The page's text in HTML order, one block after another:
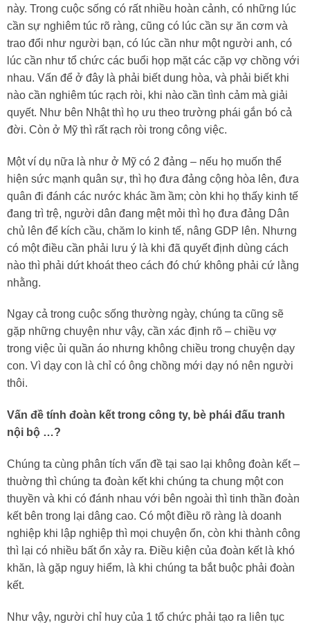
này. Trong cuộc sống có rất nhiều hoàn cảnh, có những lúc
cần sự nghiêm túc rõ ràng, cũng có lúc cần sự ăn cơm và
trao đổi như người bạn, có lúc cần như một người anh, có
lúc cần như tổ chức các buổi họp mặt các cặp vợ chồng với
nhau. Vấn để ở đây là phải biết dung hòa, và phải biết khi
nào cần nghiêm túc rạch ròi, khi nào cần tình cảm mà giải
quyết. Như bên Nhật thì họ ưu theo trường phái gắn bó cả
đời. Còn ở Mỹ thì rất rạch ròi trong công việc.
Một ví dụ nữa là như ở Mỹ có 2 đảng – nếu họ muốn thể
hiện sức mạnh quân sự, thì họ đưa đảng cộng hòa lên, đưa
quân đi đánh các nước khác ầm ầm; còn khi họ thấy kinh tế
đang trì trệ, người dân đang mệt mỏi thì họ đưa đảng Dân
chủ lên để kích cầu, chăm lo kinh tế, nâng GDP lên. Nhưng
có một điều cần phải lưu ý là khi đã quyết định dùng cách
nào thì phải dứt khoát theo cách đó chứ không phải cứ lằng
nhằng.
Ngay cả trong cuộc sống thường ngày, chúng ta cũng sẽ
gặp những chuyện như vậy, cần xác định rõ – chiều vợ
trong việc ủi quần áo nhưng không chiều trong chuyện dạy
con. Vì dạy con là chỉ có ông chồng mới dạy nó nên người
thôi.
Vấn đề tính đoàn kết trong công ty, bè phái đấu tranh
nội bộ …?
Chúng ta cùng phân tích vấn đề tại sao lại không đoàn kết –
thuờng thì chúng ta đoàn kết khi chúng ta chung một con
thuyền và khi có đánh nhau với bên ngoài thì tinh thần đoàn
kết bên trong lại dâng cao. Có một điều rõ ràng là doanh
nghiệp khi lập nghiệp thì mọi chuyện ổn, còn khi thành công
thì lại có nhiều bất ổn xảy ra. Điều kiện của đoàn kết là khó
khăn, là gặp nguy hiểm, là khi chúng ta bắt buộc phải đoàn
kết.
Như vậy, người chỉ huy của 1 tổ chức phải tạo ra liên tục